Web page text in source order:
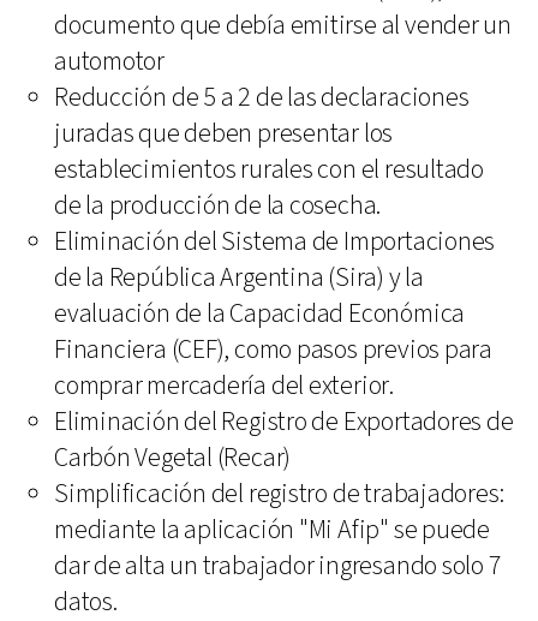
documento que debía emitirse al vender un
automotor
Reducción de 5 a 2 de las declaraciones
juradas que deben presentar los
establecimientos rurales con el resultado
de la producción de la cosecha.
Eliminación del Sistema de Importaciones
de la República Argentina (Sira) y la
evaluación de la Capacidad Económica
Financiera (CEF), como pasos previos para
comprar mercadería del exterior.
Eliminación del Registro de Exportadores de
Carbón Vegetal (Recar)
Simplificación del registro de trabajadores:
mediante la aplicación "Mi Afip" se puede
dar de alta un trabajador ingresando solo 7
datos.